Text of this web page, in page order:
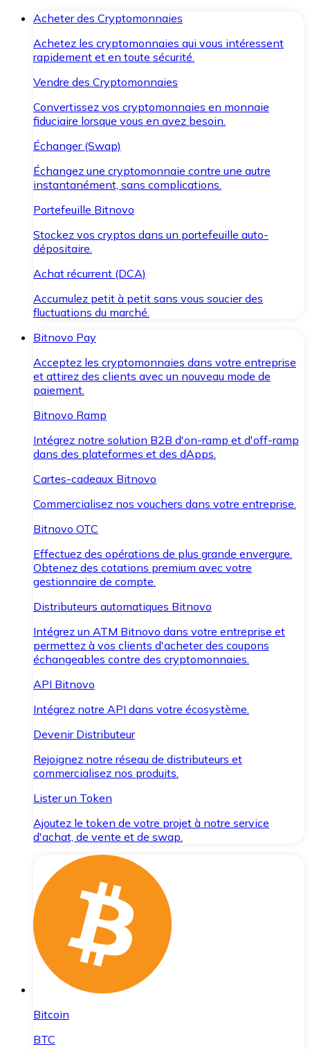
Acheter des Cryptomonnaies
Achetez les cryptomonnaies qui vous intéressent
rapidement et en toute sécurité.
Vendre des Cryptomonnaies
Convertissez vos cryptomonnaies en monnaie
fiduciaire lorsque vous en avez besoin.
Échanger (Swap)
Échangez une cryptomonnaie contre une autre
instantanément, sans complications.
Portefeuille Bitnovo
Stockez vos cryptos dans un portefeuille auto-
dépositaire.
Achat récurrent (DCA)
Accumulez petit à petit sans vous soucier des
fluctuations du marché.
Bitnovo Pay
Acceptez les cryptomonnaies dans votre entreprise
et attirez des clients avec un nouveau mode de
paiement.
Bitnovo Ramp
Intégrez notre solution B2B d'on-ramp et d'off-ramp
dans des plateformes et des dApps.
Cartes-cadeaux Bitnovo
Commercialisez nos vouchers dans votre entreprise.
Bitnovo OTC
Effectuez des opérations de plus grande envergure.
Obtenez des cotations premium avec votre
gestionnaire de compte.
Distributeurs automatiques Bitnovo
Intégrez un ATM Bitnovo dans votre entreprise et
permettez à vos clients d'acheter des coupons
échangeables contre des cryptomonnaies.
API Bitnovo
Intégrez notre API dans votre écosystème.
Devenir Distributeur
Rejoignez notre réseau de distributeurs et
commercialisez nos produits.
Lister un Token
Ajoutez le token de votre projet à notre service
d'achat, de vente et de swap.
Bitcoin
BTC